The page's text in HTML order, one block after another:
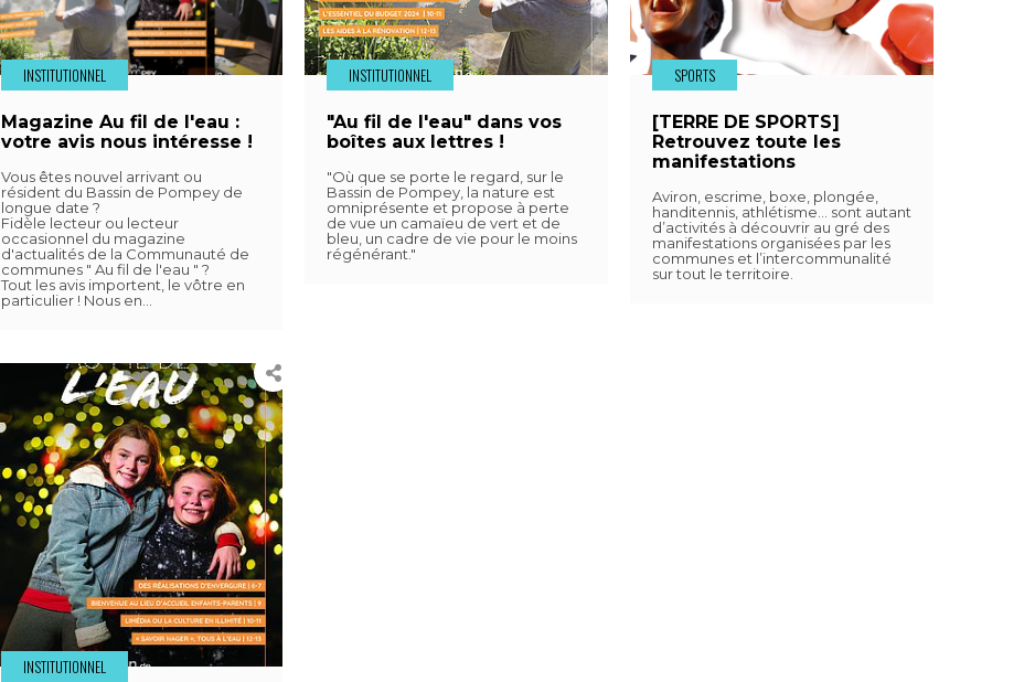
INSTITUTIONNEL
Magazine Au fil de l'eau :
votre avis nous intéresse !
Vous êtes nouvel arrivant ou
résident du Bassin de Pompey de
longue date ?
Fidèle lecteur ou lecteur
occasionnel du magazine
d'actualités de la Communauté de
communes " Au fil de l'eau " ?
Tout les avis importent, le vôtre en
particulier ! Nous en…
INSTITUTIONNEL
"Au fil de l'eau" dans vos
boîtes aux lettres !
"Où que se porte le regard, sur le
Bassin de Pompey, la nature est
omniprésente et propose à perte
de vue un camaïeu de vert et de
bleu, un cadre de vie pour le moins
régénérant."
SPORTS
[TERRE DE SPORTS]
Retrouvez toute les
manifestations
Aviron, escrime, boxe, plongée,
handitennis, athlétisme… sont autant
d’activités à découvrir au gré des
manifestations organisées par les
communes et l’intercommunalité
sur tout le territoire.
INSTITUTIONNEL